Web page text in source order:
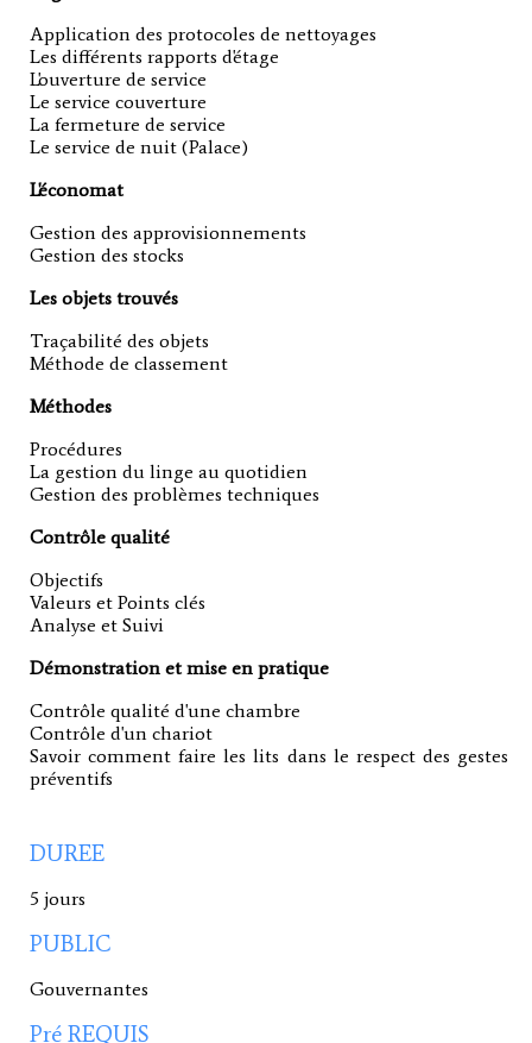
Application des protocoles de nettoyages
Les différents rapports d'étage
L'ouverture de service
Le service couverture
La fermeture de service
Le service de nuit (Palace)
L'économat
Gestion des approvisionnements
Gestion des stocks
Les objets trouvés
Traçabilité des objets
Méthode de classement
Méthodes
Procédures
La gestion du linge au quotidien
Gestion des problèmes techniques
Contrôle qualité
Objectifs
Valeurs et Points clés
Analyse et Suivi
Démonstration et mise en pratique
Contrôle qualité d'une chambre
Contrôle d'un chariot
Savoir comment faire les lits dans le respect des gestes
préventifs
DUREE
5 jours
PUBLIC
Gouvernantes
Pré REQUIS